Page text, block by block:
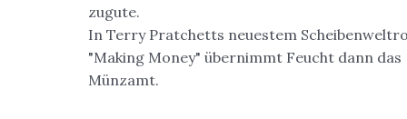
zugute.
In Terry Pratchetts neuestem
"Making Money" übernimmt Feucht dann das
Münzamt.